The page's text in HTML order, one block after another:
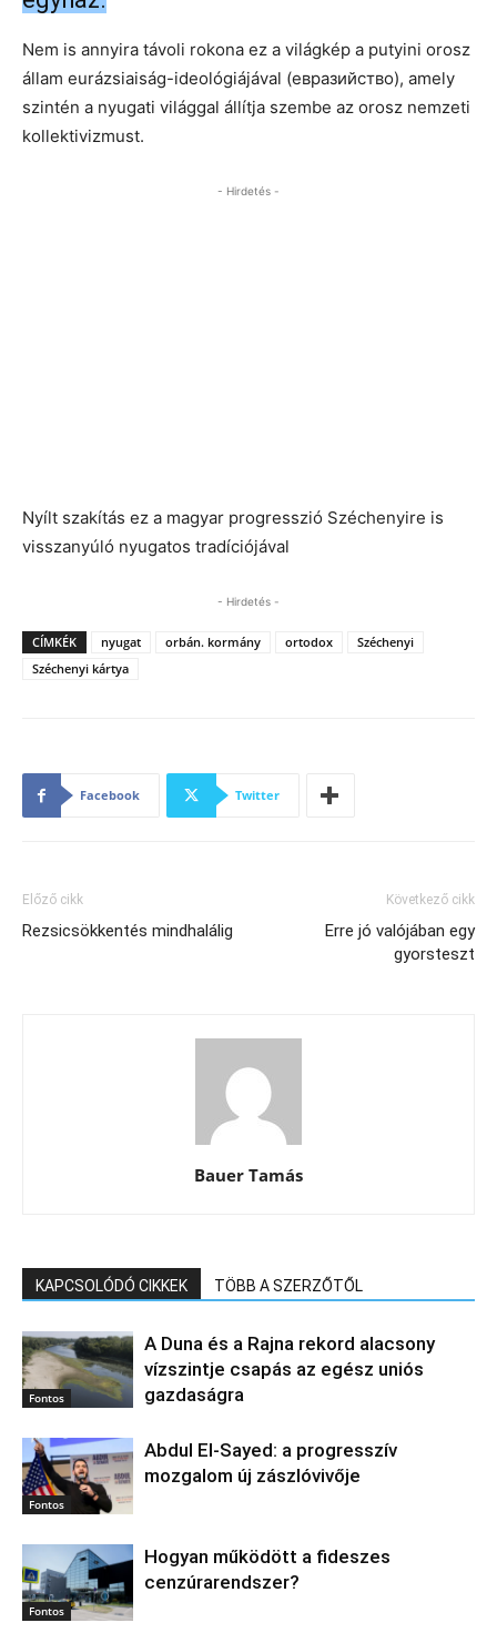
Nem is annyira távoli rokona ez a világkép a putyini orosz
állam eurázsiaiság-ideológiájával (евразийство), amely
szintén a nyugati világgal állítja szembe az orosz nemzeti
kollektivizmust.
- Hirdetés -
Nyílt szakítás ez a magyar progresszió Széchenyire is
visszanyúló nyugatos tradíciójával
- Hirdetés -
CÍMKÉK nyugat orbán. kormány ortodox
Széchenyi
Széchenyi kártya
Facebook Twitter
Előző cikk
Rezsicsökkentés mindhalálig
Következő cikk
Erre jó valójában egy
gyorsteszt
Bauer Tamás
KAPCSOLÓDÓ CIKKEK TÖBB A SZERZŐTŐL
Fontos
A Duna és a Rajna rekord alacsony
vízszintje csapás az egész uniós
gazdaságra
Fontos
Abdul El‑Sayed: a progresszív
mozgalom új zászlóvivője
Fontos
Hogyan működött a fideszes
cenzúrarendszer?